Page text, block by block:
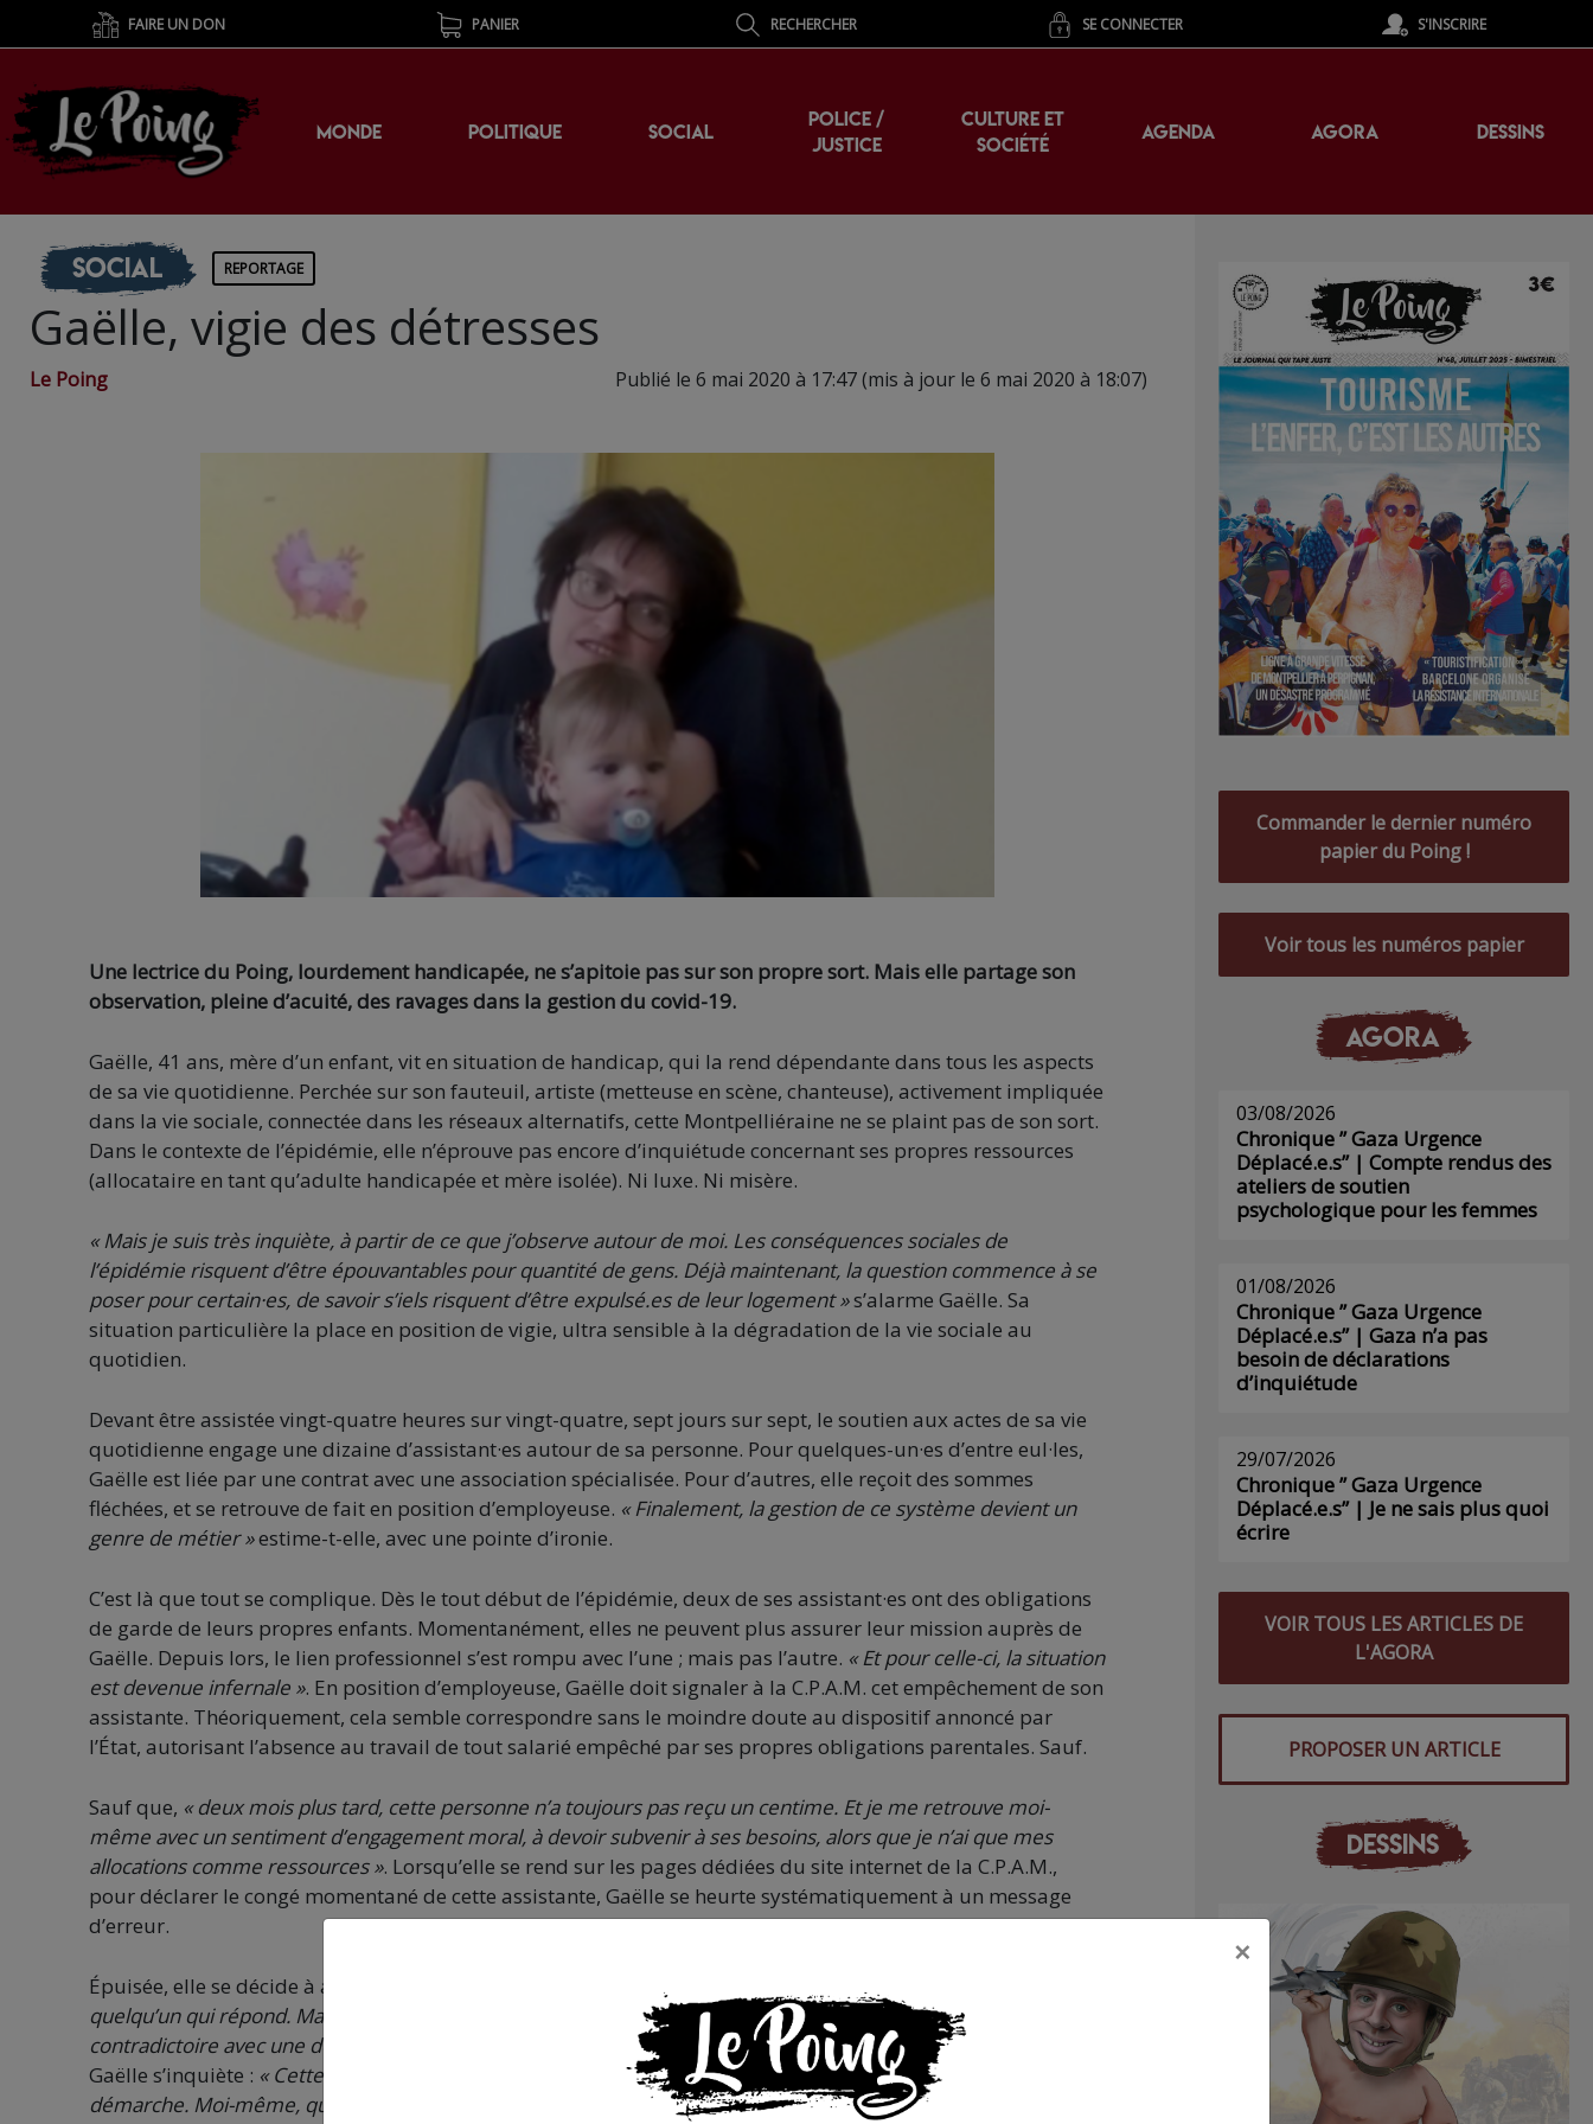
FAIRE UN DON PANIER RECHERCHER SE CONNECTER S'INSCRIRE
MONDE POLITIQUE SOCIAL
POLICE /
JUSTICE
CULTURE ET
SOCIÉTÉ
AGENDA AGORA DESSINS
Social REPORTAGE
Gaëlle, vigie des détresses
Le Poing Publié le 6 mai 2020 à 17:47 (mis à jour le 6 mai 2020 à 18:07)
Une lectrice du Poing, lourdement handicapée, ne s’apitoie pas sur son propre sort. Mais elle partage son
observation, pleine d’acuité, des ravages dans la gestion du covid-19.
Gaëlle, 41 ans, mère d’un enfant, vit en situation de handicap, qui la rend dépendante dans tous les aspects
de sa vie quotidienne. Perchée sur son fauteuil, artiste (metteuse en scène, chanteuse), activement impliquée
dans la vie sociale, connectée dans les réseaux alternatifs, cette Montpelliéraine ne se plaint pas de son sort.
Dans le contexte de l’épidémie, elle n’éprouve pas encore d’inquiétude concernant ses propres ressources
(allocataire en tant qu’adulte handicapée et mère isolée). Ni luxe. Ni misère.
« Mais je suis très inquiète, à partir de ce que j’observe autour de moi. Les conséquences sociales de
l’épidémie risquent d’être épouvantables pour quantité de gens. Déjà maintenant, la question commence à se
poser pour certain·es, de savoir s’iels risquent d’être expulsé.es de leur logement »s’alarme Gaëlle. Sa
situation particulière la place en position de vigie, ultra sensible à la dégradation de la vie sociale au
quotidien.
Devant être assistée vingt-quatre heures sur vingt-quatre, sept jours sur sept, le soutien aux actes de sa vie
quotidienne engage une dizaine d’assistant·es autour de sa personne. Pour quelques-un·es d’entre eul·les,
Gaëlle est liée par une contrat avec une association spécialisée. Pour d’autres, elle reçoit des sommes
fléchées, et se retrouve de fait en position d’employeuse. « Finalement, la gestion de ce système devient un
genre de métier »estime-t-elle, avec une pointe d’ironie.
C’est là que tout se complique. Dès le tout début de l’épidémie, deux de ses assistant·es ont des obligations
de garde de leurs propres enfants. Momentanément, elles ne peuvent plus assurer leur mission auprès de
Gaëlle. Depuis lors, le lien professionnel s’est rompu avec l’une ; mais pas l’autre. « Et pour celle-ci, la situation
est devenue infernale ». En position d’employeuse, Gaëlle doit signaler à la C.P.A.M. cet empêchement de son
assistante. Théoriquement, cela semble correspondre sans le moindre doute au dispositif annoncé par
l’État, autorisant l’absence au travail de tout salarié empêché par ses propres obligations parentales. Sauf.
Sauf que, « deux mois plus tard, cette personne n’a toujours pas reçu un centime. Et je me retrouve moi-
même avec un sentiment d’engagement moral, à devoir subvenir à ses besoins, alors que je n’ai que mes
allocations comme ressources ». Lorsqu’elle se rend sur les pages dédiées du site internet de la C.P.A.M.,
pour déclarer le congé momentané de cette assistante, Gaëlle se heurte systématiquement à un message
d’erreur.
Épuisée, elle se décide à adresser directement un courrier électronique explicatif.
« Miracle ! Il y a bien
quelqu’un qui répond. Mais n’importe quoi ! On m’explique que ma propre démarche est sans doute
contradictoire avec une déclaration faite de son côté par l’employée. Je vérifie. Il n’en est rien » . D’ailleurs,
Gaëlle s’inquiète : « Cette personne n’est pas très à l’aise avec le français, elle est démunie devant toute
démarche. Moi-même, qui suis très expérimentée, je m’arrache les cheveux ».
Commander le dernier numéro
papier du Poing !
Voir tous les numéros papier
AGORA
03/08/2026
Chronique ” Gaza Urgence
Déplacé.e.s” | Compte rendus des
ateliers de soutien
psychologique pour les femmes
01/08/2026
Chronique ” Gaza Urgence
Déplacé.e.s” | Gaza n’a pas
besoin de déclarations
d’inquiétude
29/07/2026
Chronique ” Gaza Urgence
Déplacé.e.s” | Je ne sais plus quoi
écrire
VOIR TOUS LES ARTICLES DE
L'AGORA
PROPOSER UN ARTICLE
DESSINS
×